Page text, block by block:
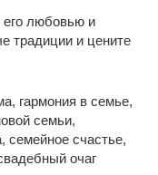
его любовью и
традиции и цените
гармония в семье,
семьи,
счастье,
очаг